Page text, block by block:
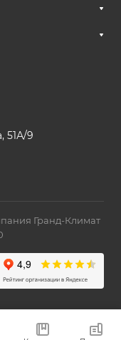
51А/9
Гранд-Климат